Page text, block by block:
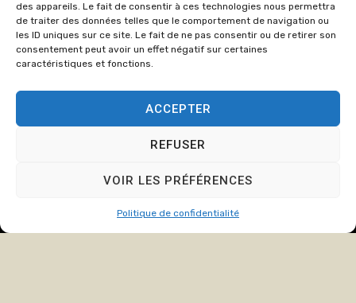
des appareils. Le fait de consentir à ces technologies nous permettra
de traiter des données telles que le comportement de navigation ou
les ID uniques sur ce site. Le fait de ne pas consentir ou de retirer son
consentement peut avoir un effet négatif sur certaines
caractéristiques et fonctions.
ACCEPTER
REFUSER
VOIR LES PRÉFÉRENCES
Politique de confidentialité
Du lundi au
jeudi : de
8h00 à 12h15
17h00.